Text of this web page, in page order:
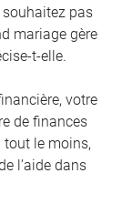
souhaitez pas
mariage gère
t-elle.
votre
de finances
tout le moins,
l’aide dans